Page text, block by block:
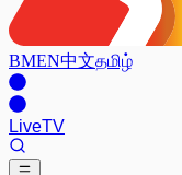
BMEN中文தமிழ்
LiveTV